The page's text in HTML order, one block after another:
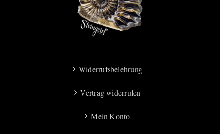
Widerrufsbelehrung
Vertrag widerrufen
Mein Konto